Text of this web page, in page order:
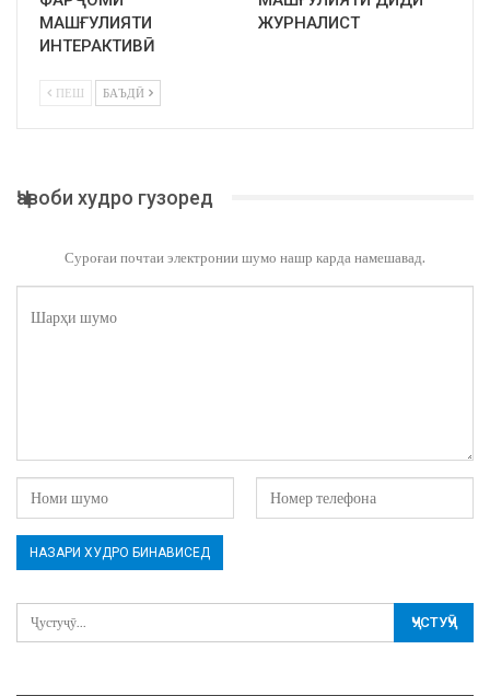
МАШҒУЛИЯТИ
ИНТЕРАКТИВӢ
ЖУРНАЛИСТ
ПЕШ БАЪДӢ
Ҷавоби худро гузоред
Суроғаи почтаи электронии шумо нашр карда намешавад.